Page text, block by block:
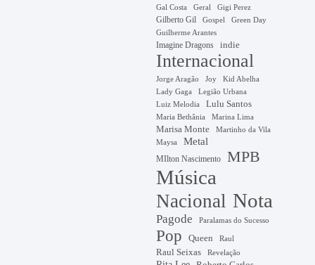
Gal Costa Geral Gigi Perez
Gilberto Gil Gospel Green Day
Guilherme Arantes
Imagine Dragons indie
Internacional
Jorge Aragão Joy Kid Abelha
Lady Gaga
Legião Urbana
Luiz Melodia
Lulu Santos
Maria Bethânia Marina Lima
Marisa Monte
Martinho da Vila
Maysa
Metal
MIlton Nascimento MPB
Música
Nacional Nota
Pagode Paralamas do Sucesso
Pop Queen Raul
Raul Seixas Revelação